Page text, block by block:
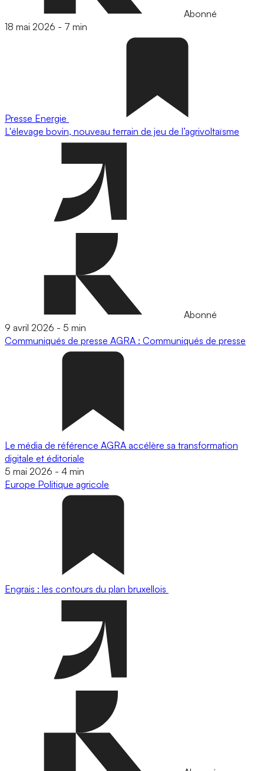
Abonné
18 mai 2026 - 7 min
Presse Energie
L'élevage bovin, nouveau terrain de jeu de l’agrivoltaïsme
Abonné
9 avril 2026 - 5 min
Communiqués de presse AGRA : Communiqués de presse
Le média de référence AGRA accélère sa transformation
digitale et éditoriale
5 mai 2026 - 4 min
Europe Politique agricole
Engrais : les contours du plan bruxellois